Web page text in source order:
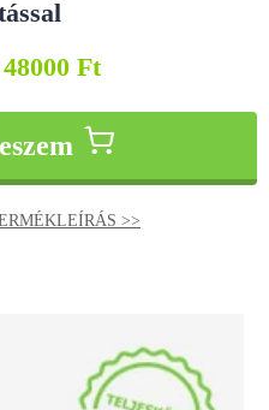
48000 Ft
>>